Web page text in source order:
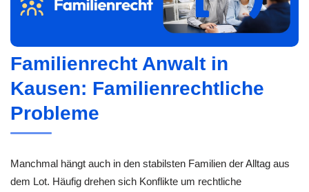
Familienrecht Anwalt in
Kausen: Familienrechtliche
Probleme
Manchmal hängt auch in den stabilsten Familien der Alltag aus
dem Lot. Häufig drehen sich Konflikte um rechtliche